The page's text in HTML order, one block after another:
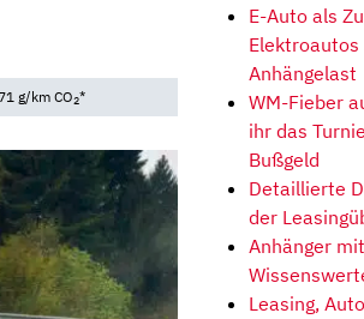
g/km CO2*
E-Auto als
Elektroautos
Anhängelast
WM-Fieber
ihr das
Bußgeld
Detaillierte
der
Anhänger
Leasing,